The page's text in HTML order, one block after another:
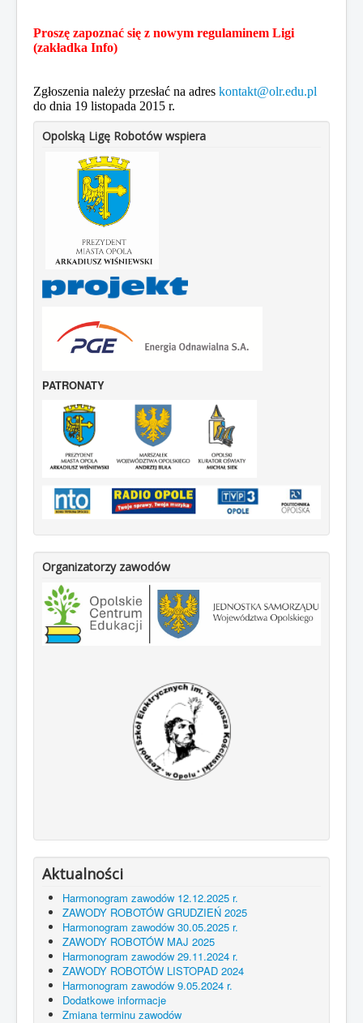
Proszę zapoznać się z nowym regulaminem Ligi
(zakładka Info)
Zgłoszenia należy przesłać na adres kontakt@olr.edu.pl
do dnia 19 listopada 2015 r.
Opolską Ligę Robotów wspiera
PATRONATY
Organizatorzy zawodów
Aktualności
Harmonogram zawodów 12.12.2025 r.
ZAWODY ROBOTÓW GRUDZIEŃ 2025
Harmonogram zawodów 30.05.2025 r.
ZAWODY ROBOTÓW MAJ 2025
Harmonogram zawodów 29.11.2024 r.
ZAWODY ROBOTÓW LISTOPAD 2024
Harmonogram zawodów 9.05.2024 r.
Dodatkowe informacje
Zmiana terminu zawodów